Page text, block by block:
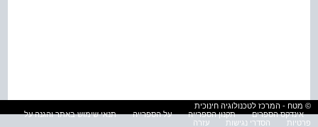
© מטח - המרכז לטכנולוגיה חינוכית
אינדקס הספרים
תקנון הספרייה על הספרייה
תנאי שימוש באתר והגנה על
פרטיות
הסדרי נגישות עזרה